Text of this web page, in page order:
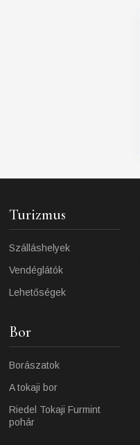
Turizmus
Szálláshelyek
Vendéglátók
Lehetőségek
Bor
Borászatok
A tokaji bor
Riedel Tokaji Furmint
pohár